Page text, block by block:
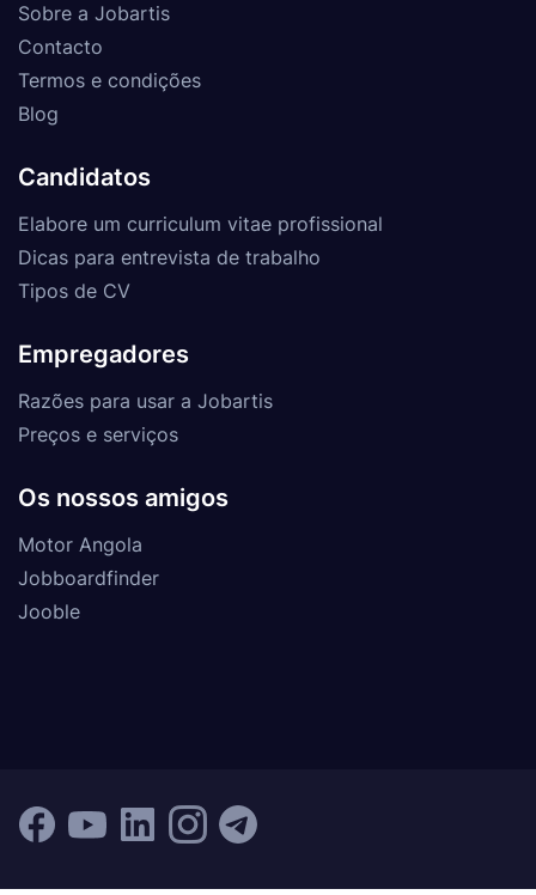
Sobre a Jobartis
Contacto
Termos e condições
Blog
Candidatos
Elabore um curriculum vitae profissional
Dicas para entrevista de trabalho
Tipos de CV
Empregadores
Razões para usar a Jobartis
Preços e serviços
Os nossos amigos
Motor Angola
Jobboardfinder
Jooble